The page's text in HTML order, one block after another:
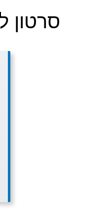
סרטון